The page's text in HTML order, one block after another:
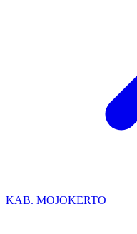
KAB. MOJOKERTO